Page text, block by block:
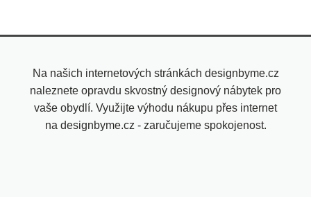
Na našich internetových stránkách designbyme.cz
naleznete opravdu skvostný designový nábytek pro
vaše obydlí. Využijte výhodu nákupu přes internet
na designbyme.cz - zaručujeme spokojenost.